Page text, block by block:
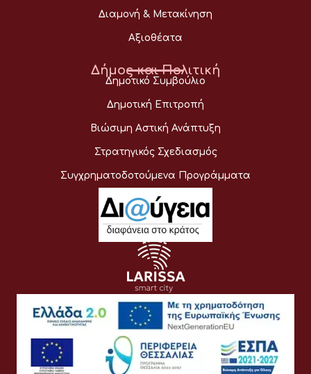
Διαμονή & Μετακίνηση
Αξιοθέατα
Δήμος και Πολιτική
Δημοτικό Συμβούλιο
Δημοτική Επιτροπή
Βιώσιμη Αστική Ανάπτυξη
Στρατηγικός Σχεδιασμός
Συγχρηματοδοτούμενα Προγράμματα